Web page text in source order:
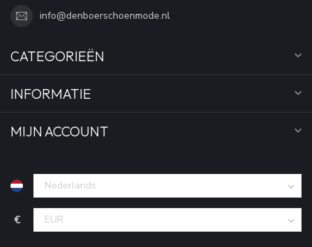
info@denboerschoenmode.nl
CATEGORIEËN
INFORMATIE
MIJN ACCOUNT
€